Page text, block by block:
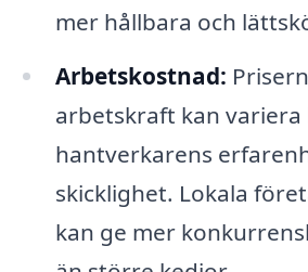
mer hållbara och
Arbetskostnad:
arbetskraft kan variera
hantverkarens
skicklighet. Lokala
kan ge mer